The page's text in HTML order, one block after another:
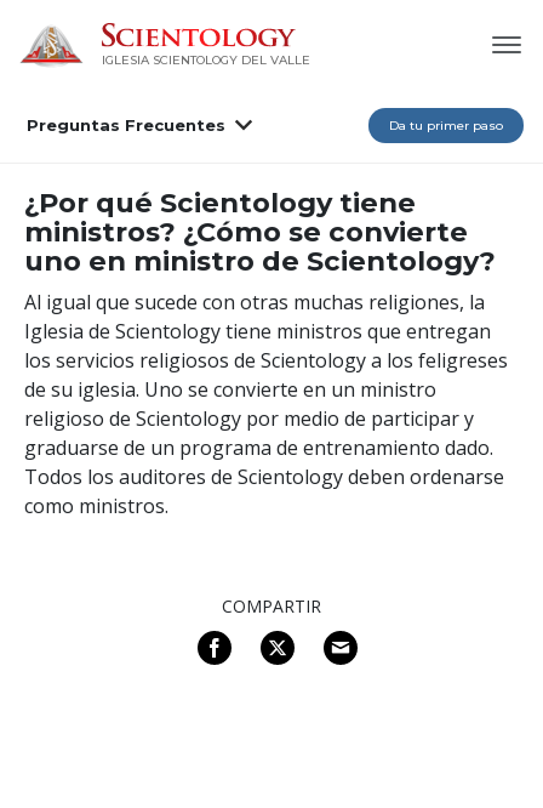
IGLESIA SCIENTOLOGY DEL VALLE
Preguntas Frecuentes Da tu primer paso
¿Por qué Scientology tiene
ministros? ¿Cómo se convierte
uno en ministro de Scientology?
Al igual que sucede con otras muchas religiones, la
Iglesia de Scientology tiene ministros que entregan
los servicios religiosos de Scientology a los feligreses
de su iglesia. Uno se convierte en un ministro
religioso de Scientology por medio de participar y
graduarse de un programa de entrenamiento dado.
Todos los auditores de Scientology deben ordenarse
como ministros.
COMPARTIR